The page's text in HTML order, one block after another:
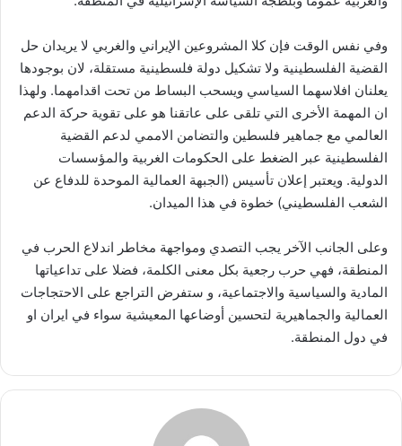
وفي نفس الوقت فإن كلا المشروعين الإيراني والغربي لا يريدان حل
القضية الفلسطينية ولا تشكيل دولة فلسطينية مستقلة، لان بوجودها
يعلنان افلاسهما السياسي ويسحب البساط من تحت اقدامهما. ولهذا
ان المهمة الأخرى التي تلقى على عاتقنا هو على تقوية حركة الدعم
العالمي مع جماهير فلسطين والتضامن الاممي لدعم القضية
الفلسطينية عبر الضغط على الحكومات الغربية والمؤسسات
الدولية. ويعتبر إعلان تأسيس (الجبهة العمالية الموحدة للدفاع عن
الشعب الفلسطيني) خطوة في هذا الميدان.
وعلى الجانب الآخر يجب التصدي ومواجهة مخاطر اندلاع الحرب في
المنطقة، فهي حرب رجعية بكل معنى الكلمة، فضلا على تداعياتها
المادية والسياسية والاجتماعية، و ستفرض التراجع على الاحتجاجات
العمالية والجماهيرية لتحسين أوضاعها المعيشية سواء في ايران او
في دول المنطقة.